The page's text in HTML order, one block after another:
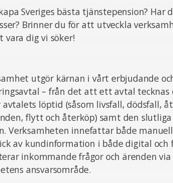
Sveriges bästa tjänstepension?
Brinner du för att utveckla
vara dig vi söker!
utgör kärnan i vårt erbjudande
– från det att ett avtal
löptid (såsom livsfall, dödsfall,
flytt och återköp) samt den slutliga
Verksamheten innefattar både
av kundinformation i både digital och
inkommande frågor och ärenden
ansvarsområde.